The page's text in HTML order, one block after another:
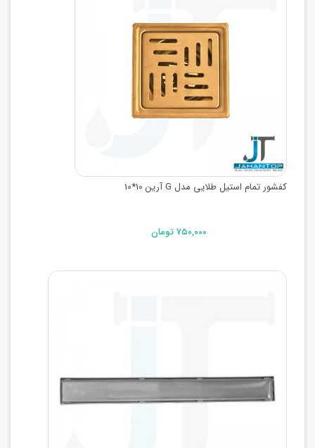
کفشور تمام استیل طلایی مدل G آرین 10*10
۷۵۰,۰۰۰ تومان